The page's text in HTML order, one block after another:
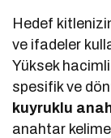
Hedef
ve ifadeler
Yüksek
spesifik ve
kuyruklu
anahtar